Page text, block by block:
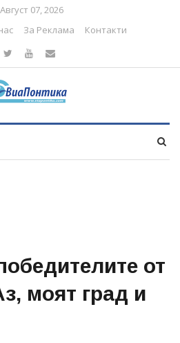
Август 07, 2026
За Реклама Контакти
от
моят град и